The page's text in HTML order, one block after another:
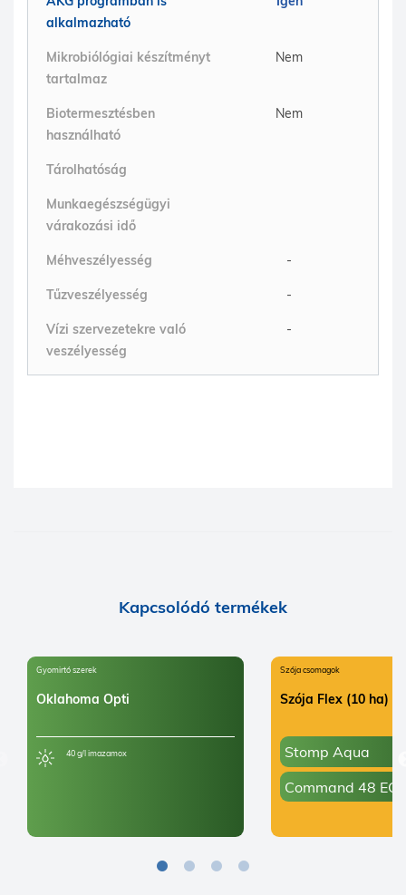
alkalmazható
Mikrobiólógiai készítményt
tartalmaz
Nem
Biotermesztésben
használható
Nem
Tárolhatóság
Munkaegészségügyi
várakozási idő
Méhveszélyesség -
Tűzveszélyesség -
Vízi szervezetekre való
veszélyesség
-
Kapcsolódó termékek
Gyomirtó szerek
Oklahoma Opti
40 g/l imazamox
Szója csomagok
Szója Flex (10 ha)
Stomp Aqua
Command 48 EC